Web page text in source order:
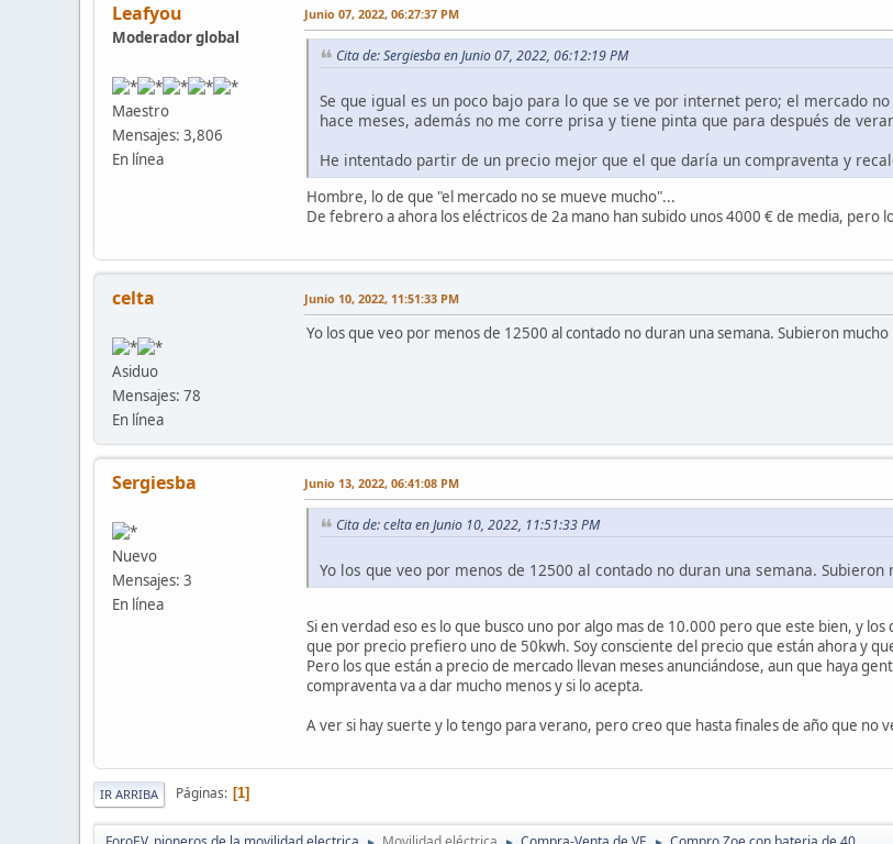
Leafyou
Moderador global
Maestro
Mensajes: 3,806
En línea
Junio 07, 2022, 06:27:37 PM
Cita de: Sergiesba en Junio 07, 2022, 06:12:19 PM
Se que igual es un poco bajo para lo que se ve por internet pero; el mercado
hace meses, además no me corre prisa y tiene pinta que para después de
He intentado partir de un precio mejor que el que daría un compraventa y
Hombre, lo de que "el mercado no se mueve mucho"...
De febrero a ahora los eléctricos de 2a mano han subido unos 4000 € de media, pero
celta
Asiduo
Mensajes: 78
En línea
Junio 10, 2022, 11:51:33 PM
Yo los que veo por menos de 12500 al contado no duran una semana. Subieron
Sergiesba
Nuevo
Mensajes: 3
En línea
Junio 13, 2022, 06:41:08 PM
Cita de: celta en Junio 10, 2022, 11:51:33 PM
Yo los que veo por menos de 12500 al contado no duran una semana.
Si en verdad eso es lo que busco uno por algo mas de 10.000 pero que este bien, y
que por precio prefiero uno de 50kwh. Soy consciente del precio que están ahora y
Pero los que están a precio de mercado llevan meses anunciándose, aun que haya
compraventa va a dar mucho menos y si lo acepta.
A ver si hay suerte y lo tengo para verano, pero creo que hasta finales de año que no
IR ARRIBA Páginas 1